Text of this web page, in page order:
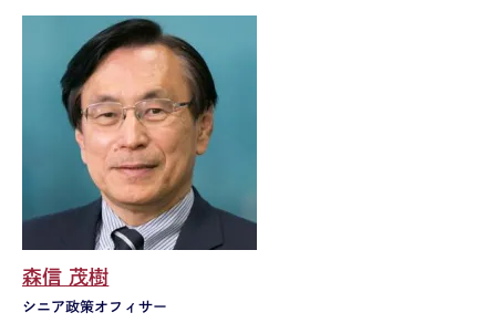
シニア政策オフィサー
森信 茂樹